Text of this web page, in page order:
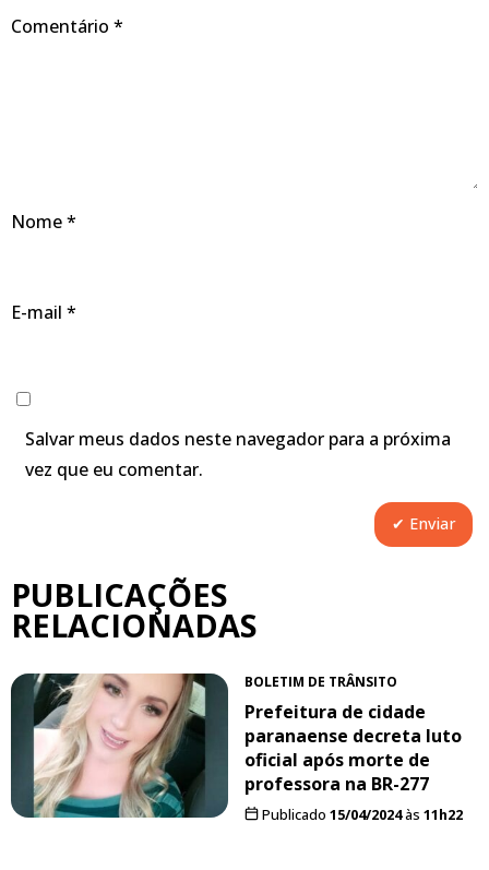
Comentário *
Nome*
E-mail *
Salvar meus dados neste navegador para a próxima
vez que eu comentar.
PUBLICAÇÕES
RELACIONADAS
BOLETIM DE TRÂNSITO
Prefeitura de cidade
paranaense decreta luto
oficial após morte de
professora na BR-277
Publicado 15/04/2024às 11h22